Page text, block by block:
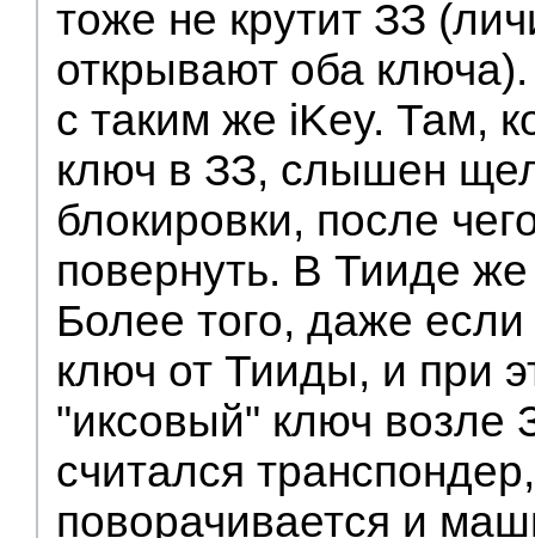
тоже не крутит ЗЗ
открывают оба
с таким же iKey. Там,
ключ в ЗЗ, слышен
блокировки, после
повернуть. В Тииде
Более того, даже если
ключ от Тииды, и при
"иксовый" ключ возле
считался
поворачивается и